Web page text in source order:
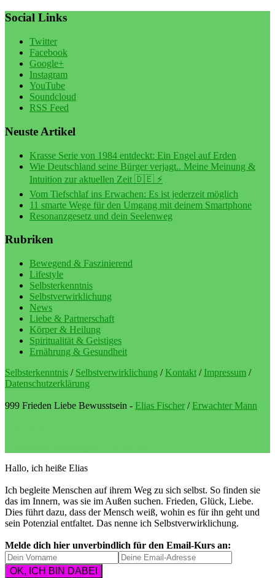
Social Links
Twitter
Facebook
Google+
Instagram
YouTube
Soundcloud
RSS Feed
Neuste Artikel
Krasse Serie von 1984 entdeckt: Ein Engel auf Erden
Wie Deutschland seine Bürger verjagt.. Meine Meinung &
Intuition zur aktuellen Zeit 🇩🇪 ⚡️
Vom Tiefschlaf ins Erwachen: Es ist jederzeit möglich
11 smarte Wege für den Umgang mit deinem Smartphone
Resonanzgesetz und dein Seelenweg
Rubriken
Bewegend & Faszinierend
Lifestyle
Selbsterkenntnis
Selbstverwirklichung
News
Liebe & Partnerschaft
Körper & Heilung
Spiritualität & Geistiges
Ernährung & Gesundheit
Selbsterkenntnis / Selbstverwirklichung /Kontakt / Impressum /
Datenschutzerklärung
999 Frieden Liebe Bewusstsein - Elias Fischer /Erwachter Mann
Hallo, ich heiße Elias
Ich begleite Menschen auf ihrem Weg zu sich selbst. So finden sie
das im Innern, was sie im Außen suchen. Frieden, Glück, Liebe.
Dies führt dazu, dass der Mensch weiß, wohin es für ihn geht und
sein Potenzial entfaltet. Das nenne ich Selbstverwirklichung.
Melde dich hier unverbindlich für den Email-Kurs an: